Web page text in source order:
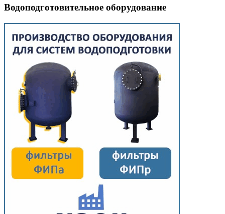
Водоподготовительное оборудование